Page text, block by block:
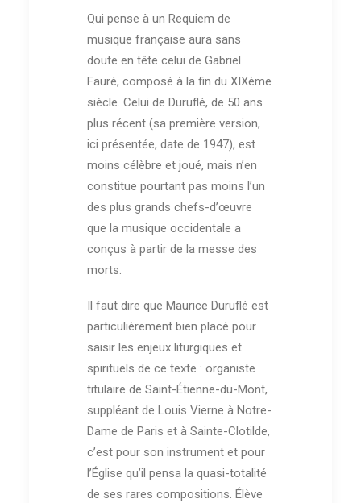
Qui pense à un Requiem de
musique française aura sans
doute en tête celui de Gabriel
Fauré, composé à la fin du XIXème
siècle. Celui de Duruflé, de 50 ans
plus récent (sa première version,
ici présentée, date de 1947), est
moins célèbre et joué, mais n’en
constitue pourtant pas moins l’un
des plus grands chefs-d’œuvre
que la musique occidentale a
conçus à partir de la messe des
morts.
Il faut dire que Maurice Duruflé est
particulièrement bien placé pour
saisir les enjeux liturgiques et
spirituels de ce texte : organiste
titulaire de Saint-Étienne-du-Mont,
suppléant de Louis Vierne à Notre-
Dame de Paris et à Sainte-Clotilde,
c’est pour son instrument et pour
l’Église qu’il pensa la quasi-totalité
de ses rares compositions. Élève